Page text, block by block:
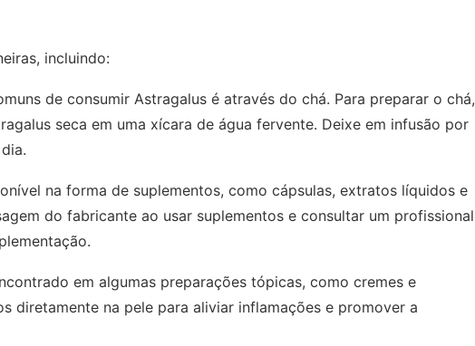
incluindo:
de consumir Astragalus é através do chá. Para preparar o chá,
seca em uma xícara de água fervente. Deixe em infusão por
na forma de suplementos, como cápsulas, extratos líquidos e
do fabricante ao usar suplementos e consultar um profissional
em algumas preparações tópicas, como cremes e
diretamente na pele para aliviar inflamações e promover a